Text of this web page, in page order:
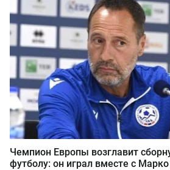
Чемпион Европы возглавит
футболу: он играл вместе с